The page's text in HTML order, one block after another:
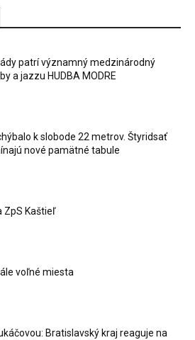
patrí významný medzinárodný
a jazzu HUDBA MODRE
k slobode 22 metrov. Štyridsať
nové pamätné tabule
ZpS Kaštieľ
voľné miesta
Bratislavský kraj reaguje na